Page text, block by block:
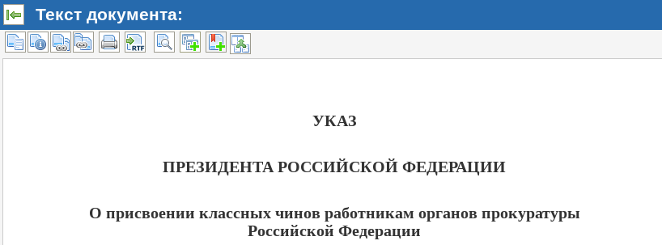
Текст документа: